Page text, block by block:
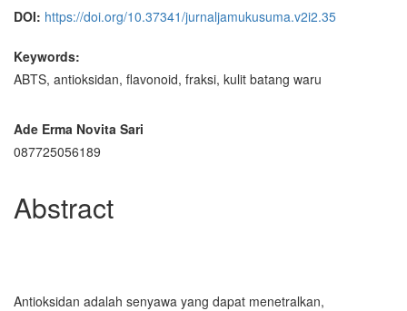
DOI: https://doi.org/10.37341/jurnaljamukusuma.v2i2.35
Keywords:
ABTS, antioksidan, flavonoid, fraksi, kulit batang waru
Main
Content
Ade Erma Novita Sari
087725056189
Abstract
Antioksidan adalah senyawa yang dapat menetralkan,